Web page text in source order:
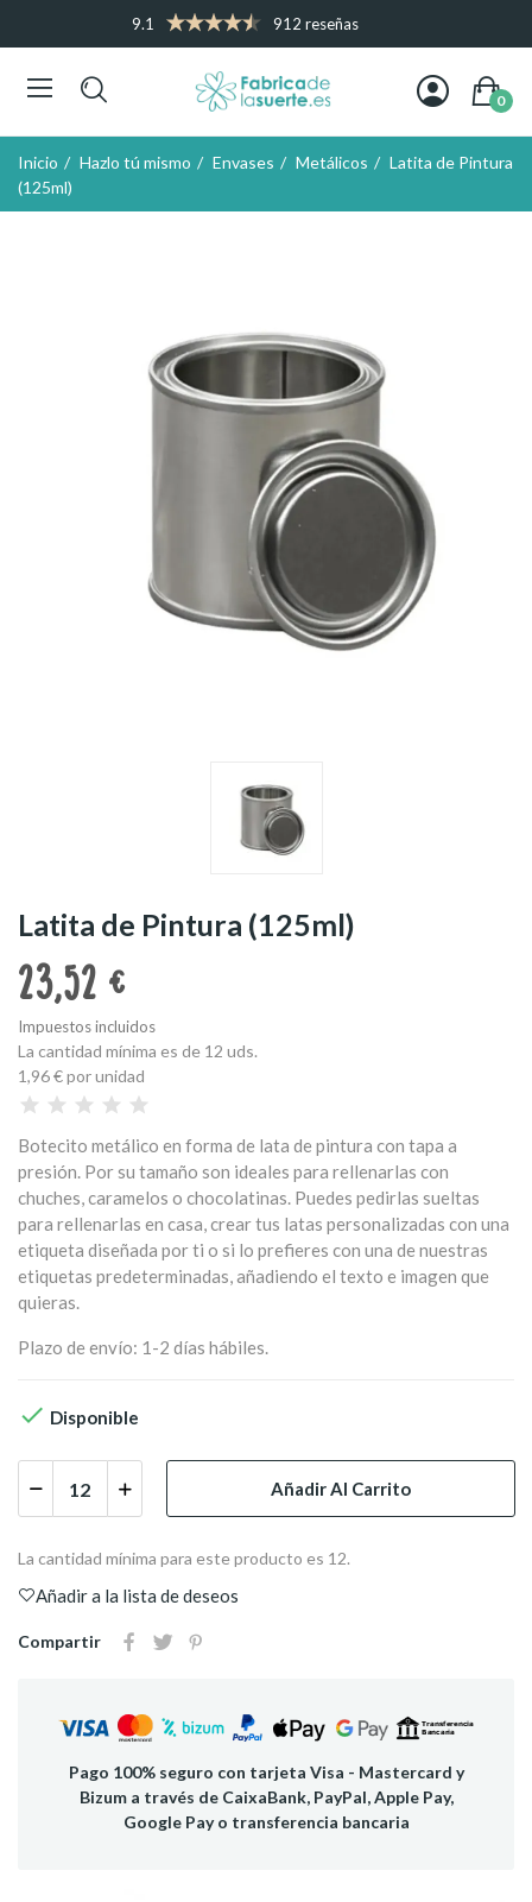
9.1 912 reseñas
0
Inicio Hazlo tú mismo Envases Metálicos
Latita de Pintura
(125ml)
Latita de Pintura (125ml)
23,52 €
Impuestos incluidos
La cantidad mínima es de 12 uds.
1,96 €por unidad
Botecito metálico en forma de lata de pintura con tapa a
presión. Por su tamaño son ideales para rellenarlas con
chuches, caramelos o chocolatinas. Puedes pedirlas sueltas
para rellenarlas en casa, crear tus latas personalizadas con una
etiqueta diseñada por ti o si lo prefieres con una de nuestras
etiquetas predeterminadas, añadiendo el texto e imagen que
quieras.
Plazo de envío: 1-2 días hábiles.
 Disponible
Añadir Al Carrito
La cantidad mínima para este producto es 12.
Añadir a la lista de deseos
Compartir
Pago 100% seguro con tarjeta Visa - Mastercard y
Bizum a través de CaixaBank, PayPal, Apple Pay,
Google Pay o transferencia bancaria